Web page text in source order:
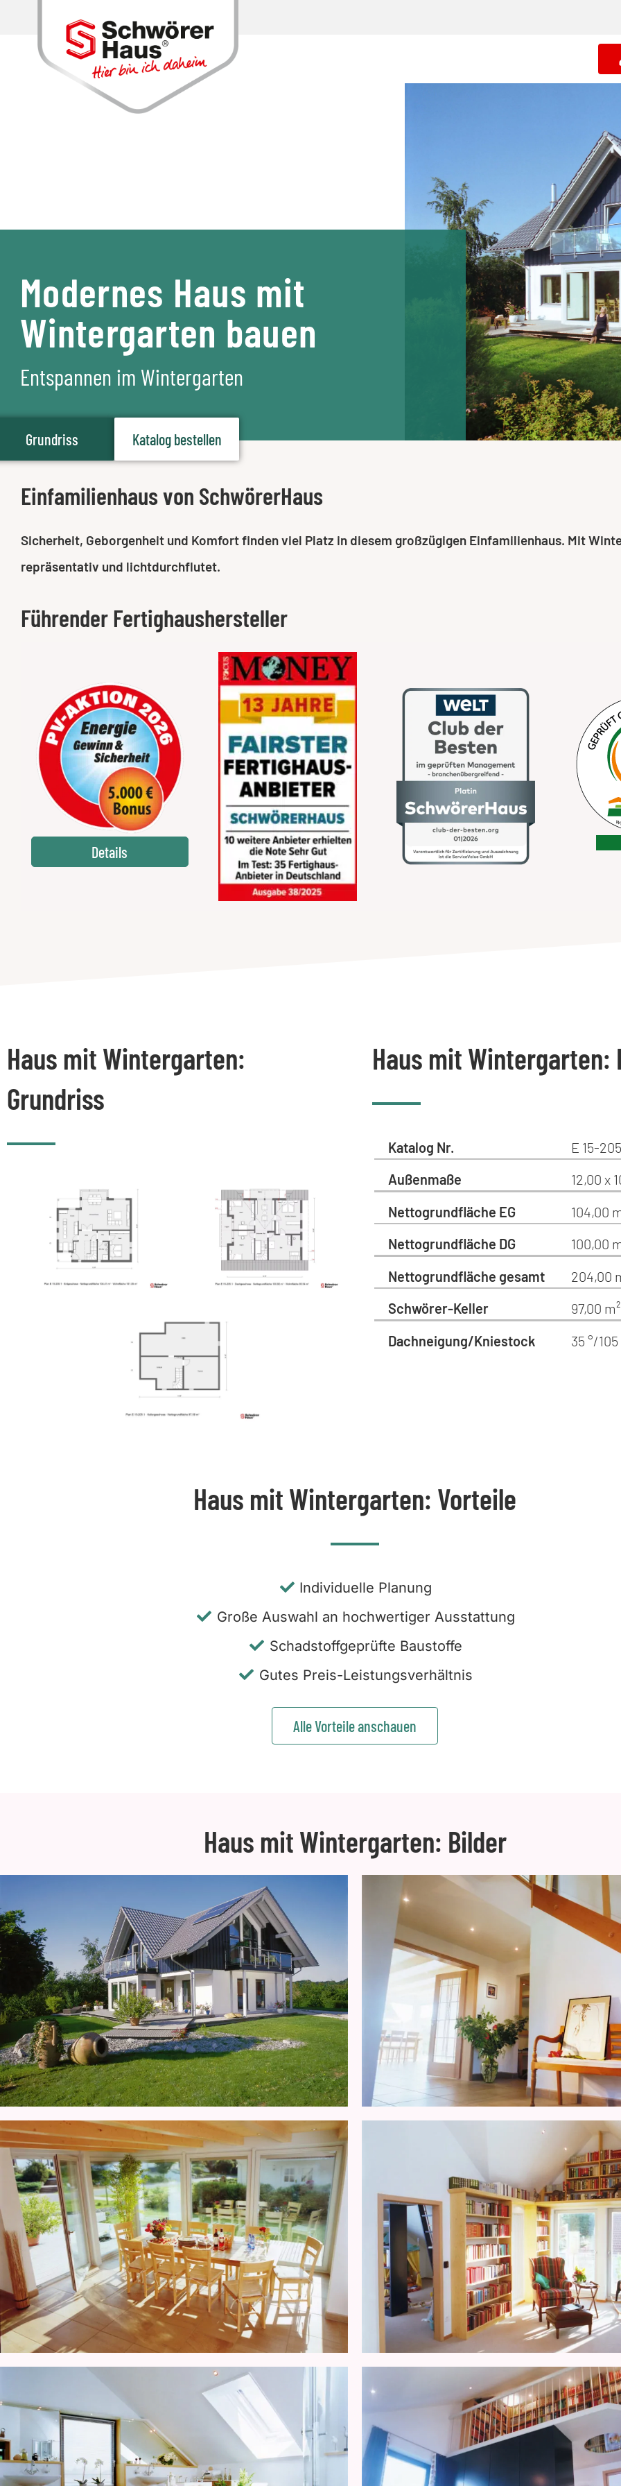
Modernes Haus mit
Wintergarten bauen
Entspannen im Wintergarten
Grundriss Katalog bestellen
Einfamilienhaus von SchwörerHaus
Sicherheit, Geborgenheit und Komfort finden viel Platz in diesem großzügigen Einfamilienhaus. Mit
repräsentativ und lichtdurchflutet.
Führender Fertighaushersteller
Details
Haus mit Wintergarten:
Grundriss
Haus mit Wintergarten:
Katalog Nr.
E 15-
Außenmaße
12,00 x
Nettogrundfläche EG
104,00
Nettogrundfläche DG
100,00
Nettogrundfläche gesamt
204,00
Schwörer-Keller
97,00 m²
Dachneigung/Kniestock
35 °/
Haus mit Wintergarten: Vorteile
Individuelle Planung
Große Auswahl an hochwertiger Ausstattung
Schadstoffgeprüfte Baustoffe
Gutes Preis-Leistungsverhältnis
Alle Vorteile anschauen
Haus mit Wintergarten: Bilder